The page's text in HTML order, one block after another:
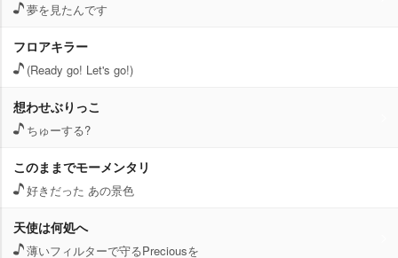
夢を見たんです
フロアキラー
(Ready go! Let's go!)
想わせぶりっこ
ちゅーする?
このままでモーメンタリ
好きだった あの景色
天使は何処へ
薄いフィルターで守るPreciousを